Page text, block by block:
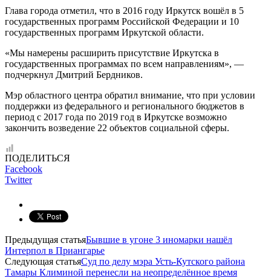
Глава города отметил, что в 2016 году Иркутск вошёл в 5
государственных программ Российской Федерации и 10
государственных программ Иркутской области.
«Мы намерены расширить присутствие Иркутска в
государственных программах по всем направлениям», —
подчеркнул Дмитрий Бердников.
Мэр областного центра обратил внимание, что при условии
поддержки из федерального и регионального бюджетов в
период с 2017 года по 2019 год в Иркутске возможно
закончить возведение 22 объектов социальной сферы.
ПОДЕЛИТЬСЯ
Facebook
Twitter
Предыдущая статьяБывшие в угоне 3 иномарки нашёл
Интерпол в Приангарье
Следующая статьяСуд по делу мэра Усть-Кутского района
Тамары Климиной перенесли на неопределённое время